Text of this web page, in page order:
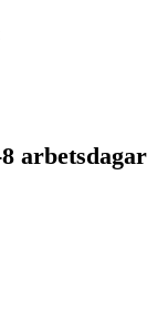
arbetsdagar